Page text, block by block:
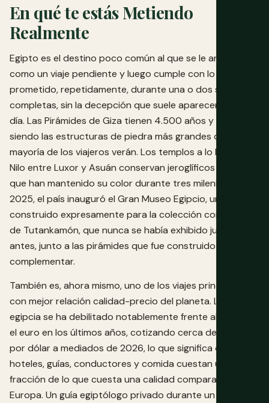
En qué te estás Metiendo
Realmente
Egipto es el destino poco común al que se le anuncia
como un viaje pendiente y luego cumple con lo
prometido, repetidamente, durante una o dos semanas
completas, sin la decepción que suele aparecer al tercer
día. Las Pirámides de Giza tienen 4.500 años y siguen
siendo las estructuras de piedra más grandes que la
mayoría de los viajeros verán. Los templos a lo largo del
Nilo entre Luxor y Asuán conservan jeroglíficos pintados
que han mantenido su color durante tres milenios. Y en
2025, el país inauguró el Gran Museo Egipcio, un hogar
construido expresamente para la colección completa
de Tutankamón, que nunca se había exhibido junta
antes, junto a las pirámides que fue construido para
complementar.
También es, ahora mismo, uno de los viajes principales
con mejor relación calidad-precio del planeta. La libra
egipcia se ha debilitado notablemente frente al dólar y
el euro en los últimos años, cotizando cerca de 48-50
por dólar a mediados de 2026, lo que significa que los
hoteles, guías, conductores y comida cuestan una
fracción de lo que cuesta una calidad comparable en
Europa. Un guía egiptólogo privado durante un día